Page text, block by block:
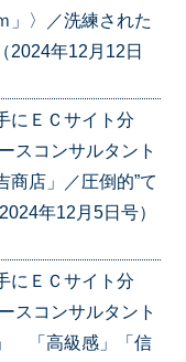
〉／洗練された
2024年12月12日
にＥＣサイト分
スコンサルタント
店」／圧倒的”て
年12月5日号）
にＥＣサイト分
スコンサルタント
「高級感」「信